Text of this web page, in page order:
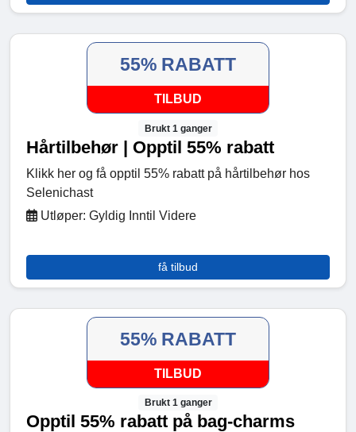
55% RABATT
TILBUD
Brukt 1 ganger
Hårtilbehør | Opptil 55% rabatt
Klikk her og få opptil 55% rabatt på hårtilbehør hos
Selenichast
Utløper: Gyldig Inntil Videre
få tilbud
55% RABATT
TILBUD
Brukt 1 ganger
Opptil 55% rabatt på bag-charms